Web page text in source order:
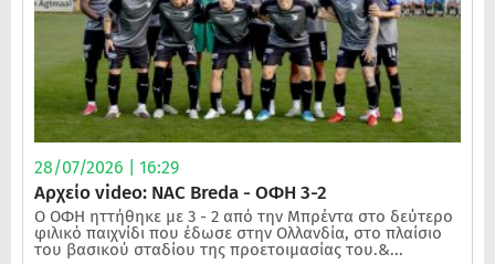
28/07/2026 | 16:29
Αρχείο video: NAC Breda - ΟΦΗ 3-2
Ο ΟΦΗ ηττήθηκε με 3 - 2 από την Μπρέντα στο δεύτερο
φιλικό παιχνίδι που έδωσε στην Ολλανδία, στο πλαίσιο
του βασικού σταδίου της προετοιμασίας του.&...